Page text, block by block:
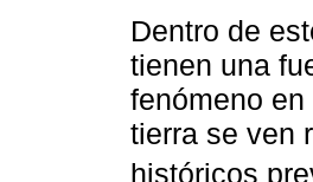
Dentro de
tienen una
fenómeno
tierra se ven
históricos